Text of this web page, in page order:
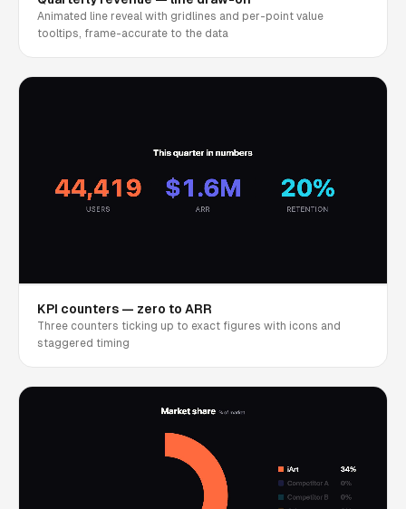
Animated line reveal with gridlines and per-point value
tooltips, frame-accurate to the data
KPI counters — zero to ARR
Three counters ticking up to exact figures with icons and
staggered timing